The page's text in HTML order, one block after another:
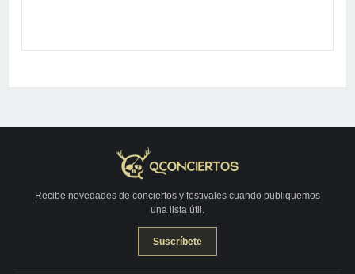
Recibe novedades de conciertos y festivales cuando publiquemos
una lista útil.
Suscríbete